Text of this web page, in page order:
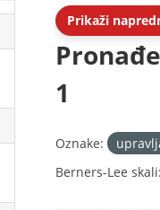
Prikaži
1
Oznake:
Berners-Lee skali: